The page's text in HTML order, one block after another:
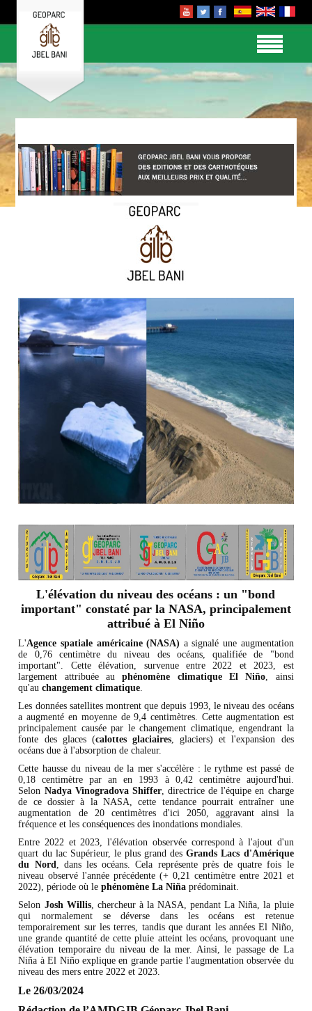
L'élévation du niveau des océans : un "bond
important" constaté par la NASA, principalement
attribué à El Niño
L'Agence spatiale américaine (NASA) a signalé une augmentation
de 0,76 centimètre du niveau des océans, qualifiée de "bond
important". Cette élévation, survenue entre 2022 et 2023, est
largement attribuée auphénomène climatique El Niño, ainsi
qu'auchangement climatique.
Les données satellites montrent que depuis 1993, le niveau des océans
a augmenté en moyenne de 9,4 centimètres. Cette augmentation est
principalement causée par le changement climatique, engendrant la
fonte des glaces (calottes glaciaires, glaciers) et l'expansion des
océans due à l'absorption de chaleur.
Cette hausse du niveau de la mer s'accélère : le rythme est passé de
0,18 centimètre par an en 1993 à 0,42 centimètre aujourd'hui.
Selon Nadya Vinogradova Shiffer, directrice de l'équipe en charge
de ce dossier à la NASA, cette tendance pourrait entraîner une
augmentation de 20 centimètres d'ici 2050, aggravant ainsi la
fréquence et les conséquences des inondations mondiales.
Entre 2022 et 2023, l'élévation observée correspond à l'ajout d'un
quart du lac Supérieur, le plus grand desGrands Lacs d'Amérique
du Nord, dans les océans. Cela représente près de quatre fois le
niveau observé l'année précédente (+ 0,21 centimètre entre 2021 et
2022), période où lephénomène La Niña prédominait.
Selon Josh Willis, chercheur à la NASA, pendant La Niña, la pluie
qui normalement se déverse dans les océans est retenue
temporairement sur les terres, tandis que durant les années El Niño,
une grande quantité de cette pluie atteint les océans, provoquant une
élévation temporaire du niveau de la mer. Ainsi, le passage de La
Niña à El Niño explique en grande partie l'augmentation observée du
niveau des mers entre 2022 et 2023.
Le 26/03/2024